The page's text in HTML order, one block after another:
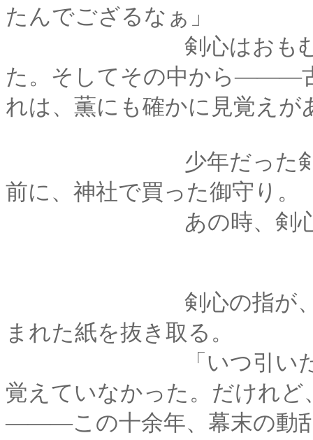
たんでござるなぁ」
剣心はおもむろに、
た。そしてその中から―――
れは、薫にも確かに見覚えが
少年だった剣心が奇
前に、神社で買った御守り。
あの時、剣心は
剣心の指が、御守り
まれた紙を抜き取る。
「いつ引いたものか
覚えていなかった。だけれ
―――この十余年、幕末の動